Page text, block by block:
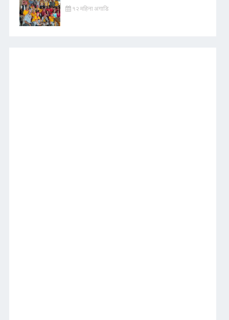
१२ महिना अगाडि